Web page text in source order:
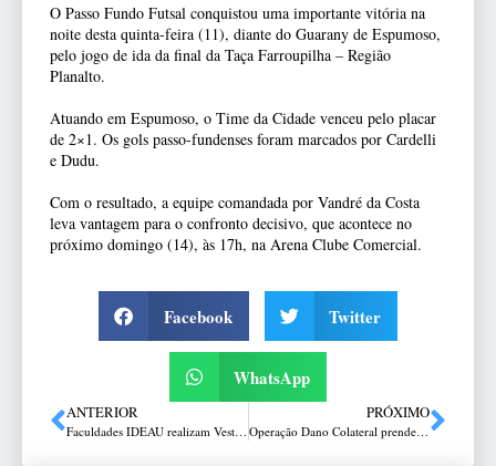
O Passo Fundo Futsal conquistou uma importante vitória na
noite desta quinta-feira (11), diante do Guarany de Espumoso,
pelo jogo de ida da final da Taça Farroupilha – Região
Planalto.
Atuando em Espumoso, o Time da Cidade venceu pelo placar
de 2×1. Os gols passo-fundenses foram marcados por Cardelli
e Dudu.
Com o resultado, a equipe comandada por Vandré da Costa
leva vantagem para o confronto decisivo, que acontece no
próximo domingo (14), às 17h, na Arena Clube Comercial.
Facebook Twitter
WhatsApp
ANTERIOR
Faculdades IDEAU realizam Vestibular de Inverno 2026
PRÓXIMO
Operação Dano Colateral prende três homens e cumpre 11 mandados em investigação de tentativa de homicídio